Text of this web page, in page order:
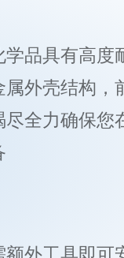
品具有高度
外壳结构，
全力确保您